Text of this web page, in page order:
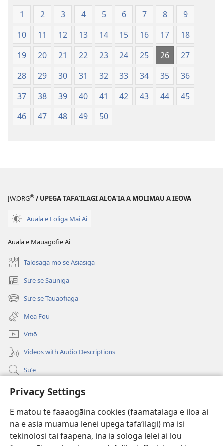
Privacy Settings
E matou te faaaogāina cookies (faamatalaga e iloa ai
na e asia muamua lenei upega tafaʻilagi) ma isi
tekinolosi tai faapena, ina ia sologa lelei ai lou
le
Faaliliuga
a
le
Lalolagi
Fou
(Toe
Faaliliuga
le
Lalolagi
Fou
(Toe
teuteuina
1 2 3 4 5 6 7 8
9
10
11 12 13 14 15 16 17
18
19
20 21 22 23 24 25 26
27
28
29 30 31 32 33 34 35
36
37
38 39 40 41 42 43 44
45
46
47 48 49 50
JW.ORG® / UPEGA TAFA‘ILAGI ALOA‘IA A MOLIMAU A IEOVA
Auala e Foliga Mai Ai
Auala e Mauagofie Ai
Talosaga mo se Asiasiga
Suʻe se Sauniga
(tatala
se
isi
polokalame)
Suʻe se Tauaofiaga
(tatala
se
isi
polokalame)
Mea Fou
Vitiō
Videos with Audio Descriptions
Suʻe
Faamatalaga mo Ofisa o le Malo
(tatala